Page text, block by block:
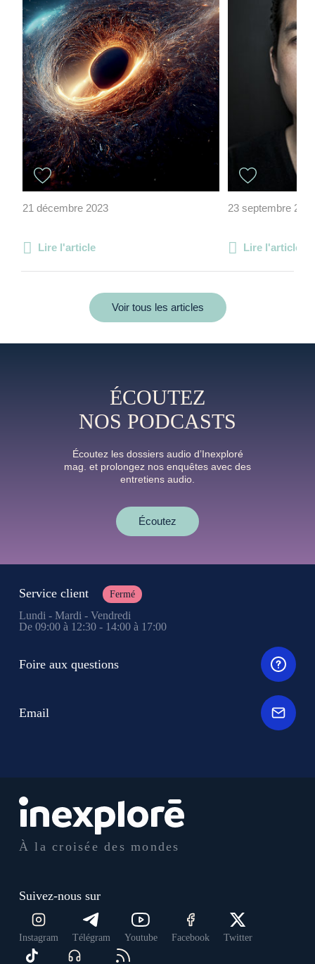
21 décembre 2023
Lire l'article
23 septembre
Lire l'article
Voir tous les articles
ÉCOUTEZ
NOS PODCASTS
Écoutez les dossiers audio d’Inexploré
mag. et prolongez nos enquêtes avec des
entretiens audio.
Écoutez
À la croisée des mondes
Suivez-nous sur
Instagram Télégram Youtube Facebook Twitter
Service client Fermé
Lundi - Mardi - Vendredi
De 09:00 à 12:30 - 14:00 à 17:00
Foire aux questions
Email